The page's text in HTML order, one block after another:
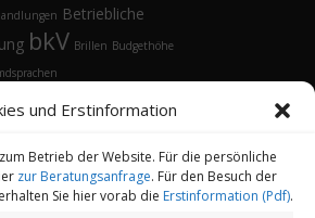
und Erstinformation
Betrieb der Website. Für die persönliche
zur Beratungsanfrage. Für den Besuch der
Sie hier vorab die Erstinformation (Pdf).
Betriebliche
bkV Brillen Budgethöhe
Gesundheitstelefon
Vorsorgeuntersuchungen Vorteile